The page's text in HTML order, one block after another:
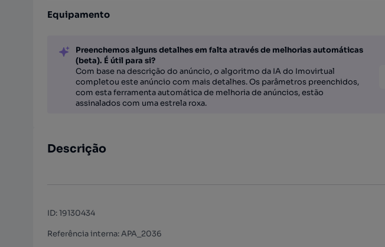
Equipamento
Preenchemos alguns detalhes em falta através de melhorias automáticas
(beta). É útil para si?
Com base na descrição do anúncio, o algoritmo da IA do Imovirtual
completou este anúncio com mais detalhes. Os parâmetros preenchidos,
com esta ferramenta automática de melhoria de anúncios, estão
assinalados com uma estrela roxa.
Descrição
ID:19130434
Referência interna: APA_2036